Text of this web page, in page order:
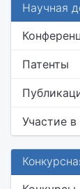
Научная
Патенты
Участие